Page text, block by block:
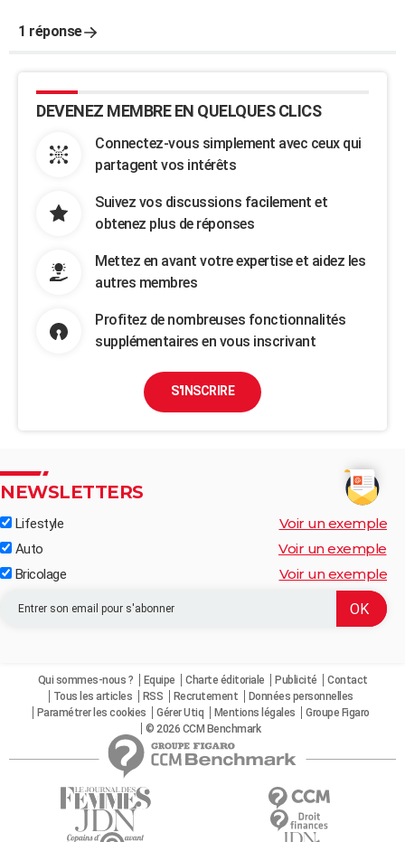
1 réponse
DEVENEZ MEMBRE EN QUELQUES CLICS
Connectez-vous simplement avec ceux qui
partagent vos intérêts
Suivez vos discussions facilement et
obtenez plus de réponses
Mettez en avant votre expertise et aidez les
autres membres
Profitez de nombreuses fonctionnalités
supplémentaires en vous inscrivant
S'INSCRIRE
NEWSLETTERS
Lifestyle Voir un exemple
Auto Voir un exemple
Bricolage Voir un exemple
Qui sommes-nous ? Equipe Charte éditoriale Publicité
Contact
Tous les articles
RSS Recrutement
Données personnelles
Paramétrer les cookies
Gérer Utiq Mentions légales
Groupe Figaro
© 2026 CCM Benchmark